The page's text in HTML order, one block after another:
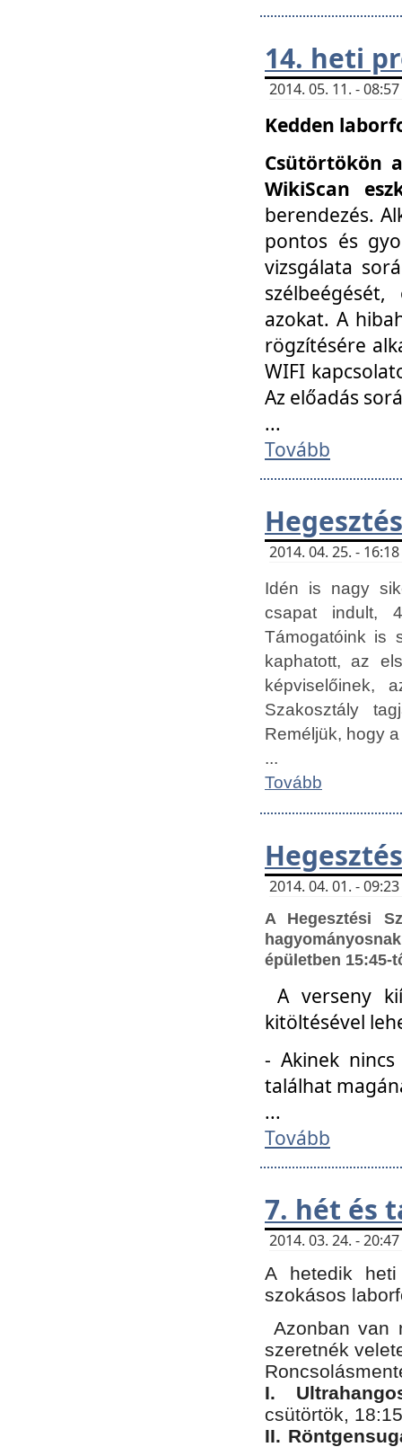
14. heti
2014. 05. 11. -
Kedden
Csütörtökön
WikiScan
berendezés.
pontos és
vizsgálata
azokat. A
rögzítésére
WIFI
Az előadás
...
Tovább
2014. 04. 25. -
Idén is nagy
csapat indult,
Támogatóink is
kaphatott, az
képviselőinek,
Szakosztály
Reméljük, hogy
...
Tovább
2014. 04. 01. -
A Hegesztési
épületben 15:45-
A verseny
kitöltésével
- Akinek
találhat
...
Tovább
7. hét és
2014. 03. 24. -
A hetedik
szokásos
Azonban van
szeretnék
I.
csütörtök,
II.